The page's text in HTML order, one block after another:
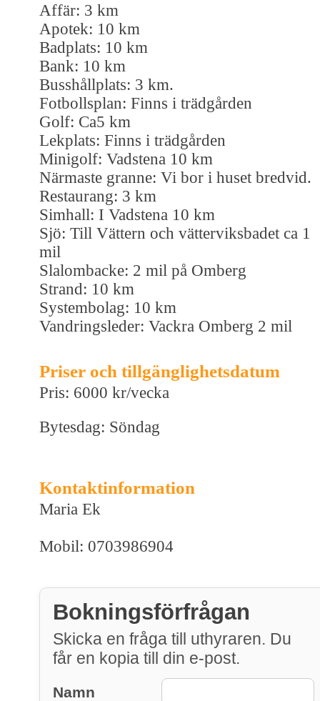
Affär: 3 km
Apotek: 10 km
Badplats: 10 km
Bank: 10 km
Busshållplats: 3 km.
Fotbollsplan: Finns i trädgården
Golf: Ca5 km
Lekplats: Finns i trädgården
Minigolf: Vadstena 10 km
Närmaste granne: Vi bor i huset bredvid.
Restaurang: 3 km
Simhall: I Vadstena 10 km
Sjö: Till Vättern och vätterviksbadet ca 1
mil
Slalombacke: 2 mil på Omberg
Strand: 10 km
Systembolag: 10 km
Vandringsleder: Vackra Omberg 2 mil
Priser och tillgänglighetsdatum
Pris: 6000 kr/vecka
Bytesdag: Söndag
Kontaktinformation
Maria Ek
Mobil: 0703986904
Bokningsförfrågan
Skicka en fråga till uthyraren. Du
får en kopia till din e-post.
Namn